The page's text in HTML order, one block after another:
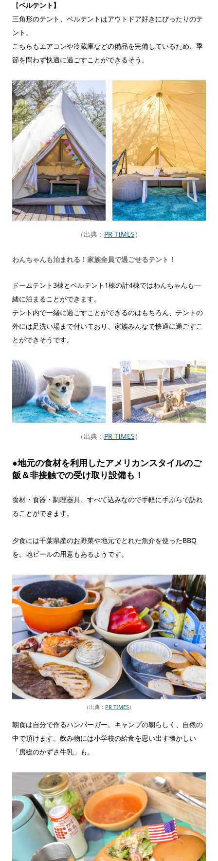
【ベルテント】
三角形のテント、ベルテントはアウトドア好きにぴったりのテ
ント。
こちらもエアコンや冷蔵庫などの備品を完備しているため、季
節を問わず快適に過ごすことができるそう。
（出典： PR TIMES）
わんちゃんも泊まれる！家族全員で過ごせるテント！
ドームテント3棟とベルテント1棟の計4棟ではわんちゃんも一
緒に泊まることができます。
テント内で一緒に過ごすことができるのはもちろん、テントの
外には足洗い場まで付いており、家族みんなで快適に過ごすこ
とができそうです。
（出典： PR TIMES）
●地元の食材を利用したアメリカンスタイルのご
飯＆非接触での受け取り設備も！
食材・食器・調理器具、すべて込みなので手軽に手ぶらで訪れ
ることができます。
夕食には千葉県産のお野菜や地元でとれた魚介を使ったBBQ
を。地ビールの用意もあるようです。
（出典： PR TIMES）
朝食は自分で作るハンバーガー。キャンプの朝らしく、自然の
中で頂けます。飲み物には小学校の給食を思い出す懐かしい
「房総のかずさ牛乳」も。